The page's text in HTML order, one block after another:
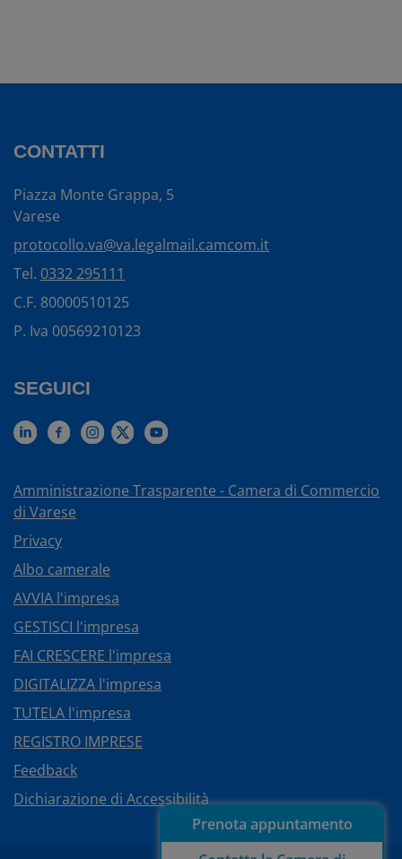
Prenota appuntamento
CONTATTI
Piazza Monte Grappa, 5
Varese
protocollo.va@va.legalmail.camcom.it
Tel. 0332 295111
C.F. 80000510125
P. Iva 00569210123
SEGUICI
Amministrazione Trasparente - Camera di Commercio
di Varese
Privacy
Albo camerale
AVVIA l'impresa
GESTISCI l'impresa
FAI CRESCERE l'impresa
DIGITALIZZA l'impresa
TUTELA l'impresa
REGISTRO IMPRESE
Feedback
Dichiarazione di Accessibilità